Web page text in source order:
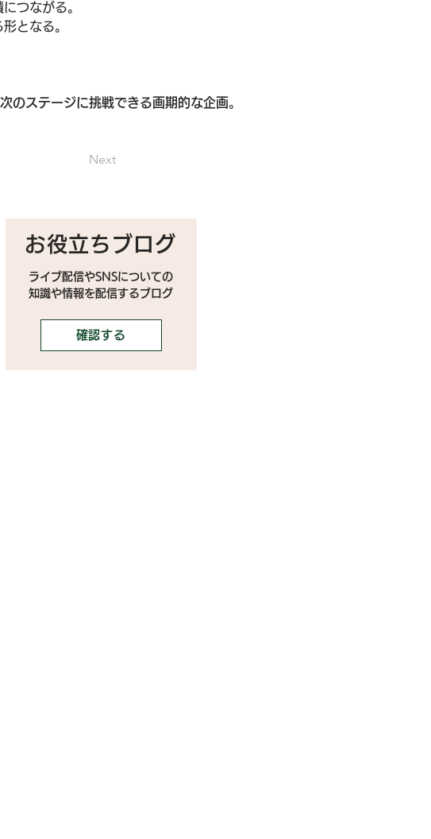
につながる。
となる。
次のステージに挑戦できる画期的な企画。
Next
お役立ちブログ
ライブ配信やSNSについての
​知識や情報を配信するブログ
確認する